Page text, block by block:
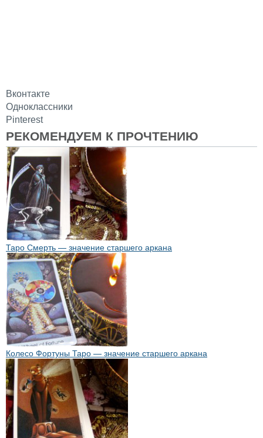
Вконтакте
Одноклассники
Pinterest
РЕКОМЕНДУЕМ К ПРОЧТЕНИЮ
Таро Смерть — значение старшего аркана
Колесо Фортуны Таро — значение старшего аркана